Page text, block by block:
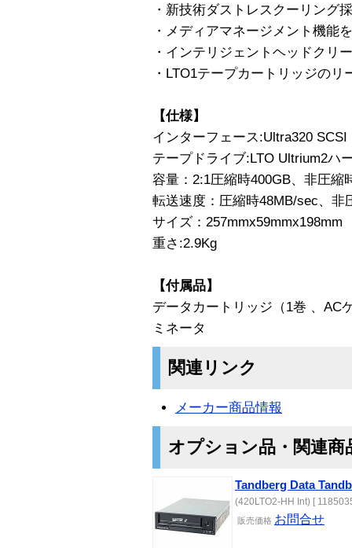
・新技術ダストレスクーリング
・メディアマネージメント機能
・インテリジェントヘッドクリ
・LTO1テープカートリッジのリ
【仕様】
インターフェース:Ultra320 SCSI
テープドライブ:LTO Ultrium2ハ
容量：2:1圧縮時400GB、非圧縮
転送速度：圧縮時48MB/sec、非
サイズ：257mmx59mmx198mm
重さ:2.9Kg
【付属品】
データカートリッジ（1巻 、AC
ミネータ
関連リンク
メーカー商品情報
オプション品・関連商
Tandberg Data
(420LTO2-HH Int) [
販売価格 お問合せ